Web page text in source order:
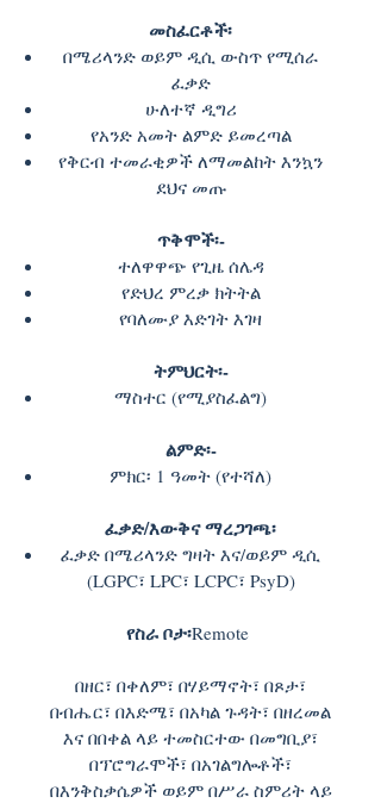
መስፈርቶች፡
በሜሪላንድ ወይም ዲሲ ውስጥ የሚሰራ
ፈቃድ
ሁለተኛ ዲግሪ
የአንድ አመት ልምድ ይመረጣል
የቅርብ ተመራቂዎች ለማመልከት እንኳን
ደህና መጡ
ጥቅሞች፡-
ተለዋዋጭ የጊዜ ሰሌዳ
የድህረ ምረቃ ክትትል
የባለሙያ እድገት እገዛ
ትምህርት፡-
ማስተር (የሚያስፈልግ)
ልምድ፡-
ምክር፡ 1 ዓመት (የተሻለ)
ፈቃድ/እውቅና ማረጋገጫ፡
ፈቃድ በሜሪላንድ ግዛት እና/ወይም ዲሲ
(LGPC፣ LPC፣ LCPC፣ PsyD)
የስራ ቦታ፡Remote
በዘር፣ በቀለም፣ በሃይማኖት፣ በጾታ፣
በብሔር፣ በእድሜ፣ በአካል ጉዳት፣ በዘረመል
እና በበቀል ላይ ተመስርተው በመግቢያ፣
በፕሮግራሞች፣ በአገልግሎቶች፣
በእንቅስቃሴዎች ወይም በሥራ ስምሪት ላይ